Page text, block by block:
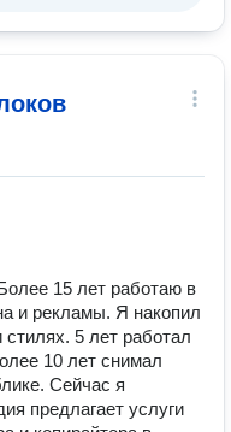
15 лет работаю в
и рекламы. Я накопил
5 лет работал
10 лет снимал
Сейчас я
предлагает услуги